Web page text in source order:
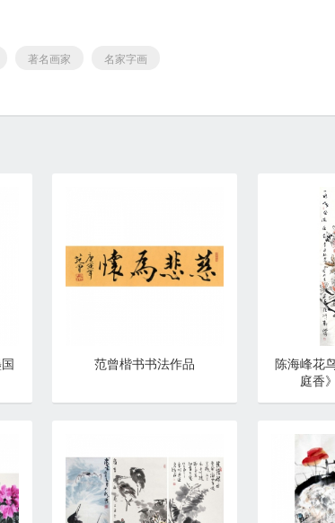
著名画家 名家字画
范曾楷书书法作品
陈海峰花
庭香